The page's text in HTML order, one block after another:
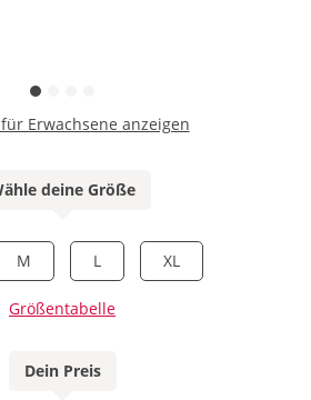
Erwachsene anzeigen
deine Größe
M L XL
Größentabelle
Dein Preis